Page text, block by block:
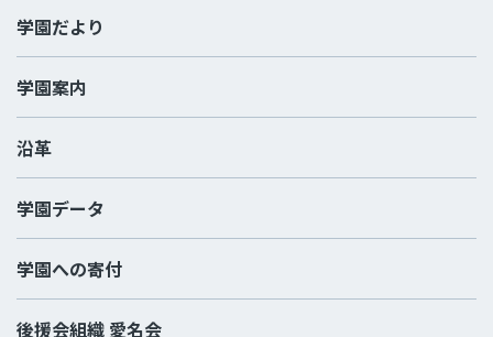
学園だより
学園案内
沿革
学園データ
学園への寄付
後援会組織 愛名会